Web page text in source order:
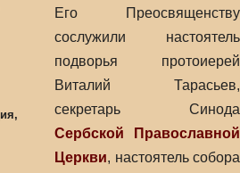
Его Преосвященству
сослужили настоятель
подворья протоиерей
Виталий Тарасьев,
секретарь Синода
Сербской Православной
Церкви, настоятель собора